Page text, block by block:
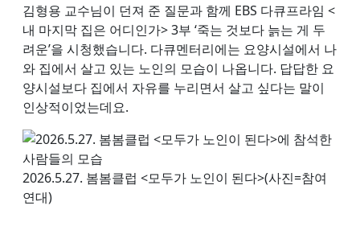
김형용 교수님이 던져 준 질문과 함께 EBS 다큐프라임 <
내 마지막 집은 어디인가> 3부 ‘죽는 것보다 늙는 게 두
려운’을 시청했습니다. 다큐멘터리에는 요양시설에서 나
와 집에서 살고 있는 노인의 모습이 나옵니다. 답답한 요
양시설보다 집에서 자유를 누리면서 살고 싶다는 말이
인상적이었는데요.
2026.5.27. 봄봄클럽 <모두가 노인이 된다>(사진=참여
연대)